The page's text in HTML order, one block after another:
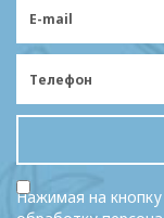
Нажимая на